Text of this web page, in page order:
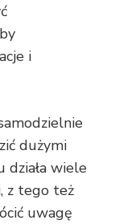
i
dużymi
działa wiele
z tego też
uwagę